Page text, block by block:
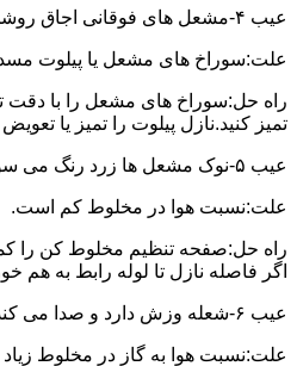
عیب ۴-مشعل های فوقانی اجاق روشن نمی شود
علت:سوراخ های مشعل یا پیلوت
راه حل:سوراخ های مشعل را با دقت
تمیز کنید.نازل پیلوت را تمیز یا تعویض
عیب ۵-نوک مشعل ها زرد رنگ می سوزد.
علت:نسبت هوا در مخلوط کم است.
راه حل:صفحه تنظیم مخلوط کن را
اگر فاصله نازل تا لوله رابط به هم
عیب ۶-شعله وزش دارد و صدا می کند.
علت:نسبت هوا به گاز در مخلوط